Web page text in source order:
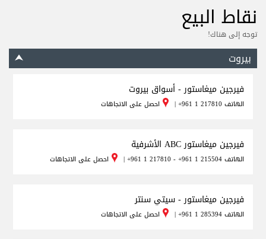
نقاط البيع
توجه إلى هناك!
بيروت
فيرجين ميغاستور - أسواق بيروت
الهاتف +961 1 217810
| احصل على الاتجاهات
فيرجين ميغاستور ABC الأشرفية
الهاتف+961 1 217810 - +961 1 215504
| احصل على الاتجاهات
فيرجين ميغاستور - سيتي سنتر
الهاتف+961 1 285394
| احصل على الاتجاهات